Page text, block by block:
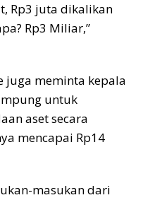
Rp3 juta dikalikan
Rp3 Miliar,”
juga meminta kepala
untuk
aset secara
mencapai Rp14
masukan dari